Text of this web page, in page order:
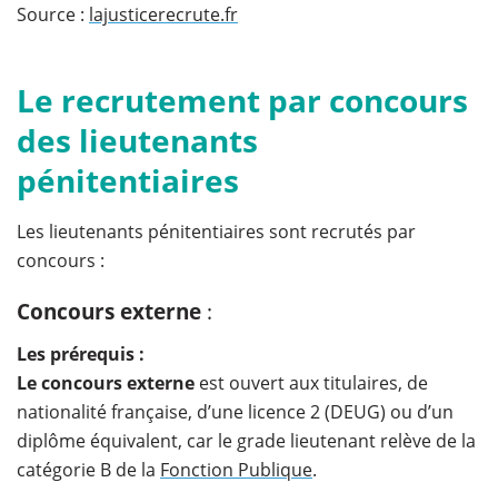
Source : lajusticerecrute.fr
Le recrutement par concours
des lieutenants
pénitentiaires
Les lieutenants pénitentiaires sont recrutés par
concours :
Concours externe :
Les prérequis :
Le concours externe est ouvert aux titulaires, de
nationalité française, d’une licence 2 (DEUG) ou d’un
diplôme équivalent, car le grade lieutenant relève de la
catégorie B de la Fonction Publique.